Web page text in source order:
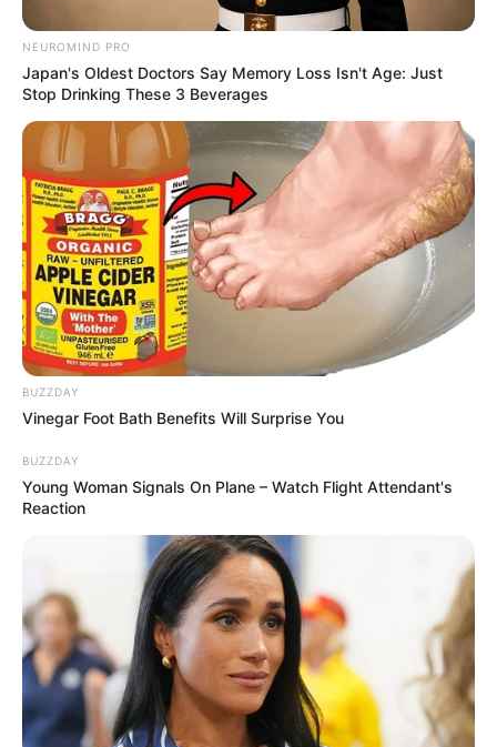
NEUROMIND PRO
Japan's Oldest Doctors Say Memory Loss Isn't Age: Just
Stop Drinking These 3 Beverages
BUZZDAY
Vinegar Foot Bath Benefits Will Surprise You
BUZZDAY
Young Woman Signals On Plane – Watch Flight Attendant's
Reaction